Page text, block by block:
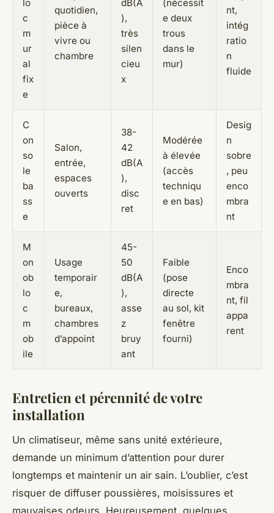
lo
c
m
ur
al
fix
e
quotidien,
pièce à
vivre ou
chambre
dB(A
),
très
silen
cieu
x
(nécessit
e deux
trous
dans le
mur)
nt,
intég
ratio
n
fluide
C
on
so
le
ba
ss
e
Salon,
entrée,
espaces
ouverts
38-
42
dB(A
),
disc
ret
Modérée
à élevée
(accès
techniqu
e en bas)
Desig
n
sobre
, peu
enco
mbra
nt
M
on
ob
lo
c
m
ob
ile
Usage
temporair
e,
bureaux,
chambres
d’appoint
45-
50
dB(A
),
asse
z
bruy
ant
Faible
(pose
directe
au sol, kit
fenêtre
fourni)
Enco
mbra
nt, fil
appa
rent
Entretien et pérennité de votre
installation
Un climatiseur, même sans unité extérieure,
demande un minimum d’attention pour durer
longtemps et maintenir un air sain. L’oublier, c’est
risquer de diffuser poussières, moisissures et